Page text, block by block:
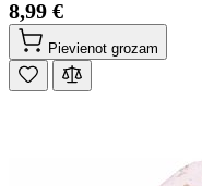
8,99 €
Pievienot grozam